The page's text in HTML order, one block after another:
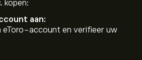
kopen:
aan:
eToro-account en verifieer uw